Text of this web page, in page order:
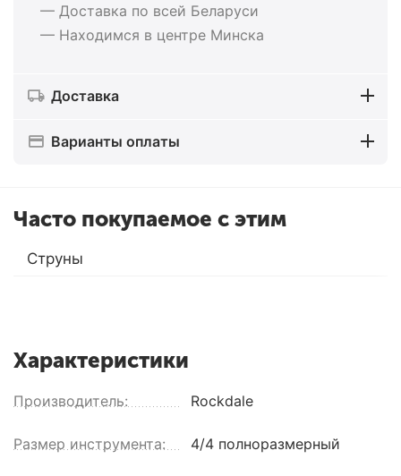
— Доставка по всей Беларуси
— Находимся в центре Минска
Доставка
Варианты оплаты
Часто покупаемое с этим
Струны
Характеристики
Производитель: Rockdale
Размер инструмента: 4/4 полноразмерный